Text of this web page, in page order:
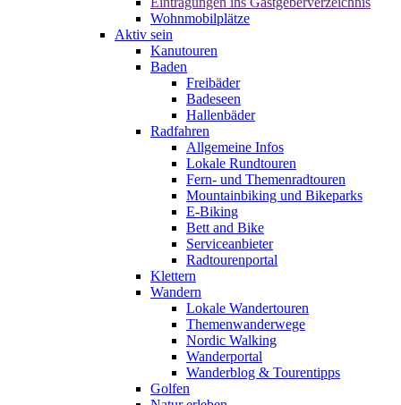
Wohnmobilplätze
Aktiv sein
Kanutouren
Baden
Freibäder
Badeseen
Hallenbäder
Radfahren
Allgemeine Infos
Lokale Rundtouren
Fern- und Themenradtouren
Mountainbiking und Bikeparks
E-Biking
Bett and Bike
Serviceanbieter
Radtourenportal
Klettern
Wandern
Lokale Wandertouren
Themenwanderwege
Nordic Walking
Wanderportal
Wanderblog & Tourentipps
Golfen